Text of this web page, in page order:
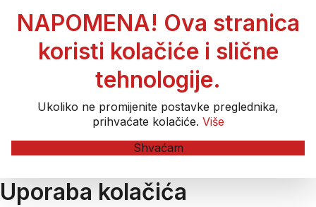
NAPOMENA! Ova stranica
koristi kolačiće i slične
tehnologije.
Ukoliko ne promijenite postavke preglednika,
prihvaćate kolačiće. Više
Shvaćam
Uporaba kolačića